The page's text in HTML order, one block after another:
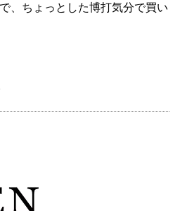
、ちょっとした博打気分で買い